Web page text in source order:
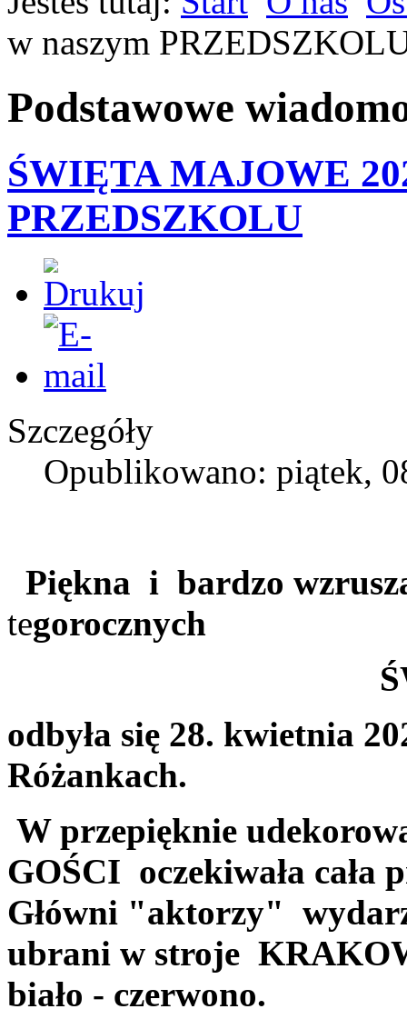
w naszym
Podstawowe
ŚWIĘTA MAJOWE
PRZEDSZKOLU
Szczegóły
Opublikowano: piątek,
Piękna i bardzo
tegorocznych
ŚWIĄT
odbyła się 28. kwietnia
Różankach.
W przepięknie
GOŚCI oczekiwała cała
Główni "aktorzy"
ubrani w stroje
biało - czerwono.